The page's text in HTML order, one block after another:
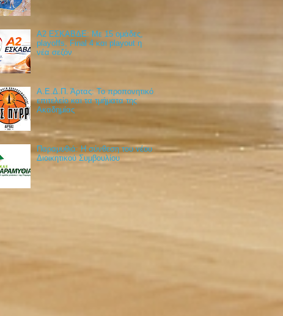
Α2 ΕΣΚΑΒΔΕ: Με 15 ομάδες,
playoffs, Final 4 και playout η
νέα σεζόν
Α.Ε.Δ.Π. Άρτας: Το προπονητικό
επιτελείο και τα τμήματα της
Ακαδημίας
Παραμυθιά: Η σύνθεση του νέου
Διοικητικού Συμβουλίου